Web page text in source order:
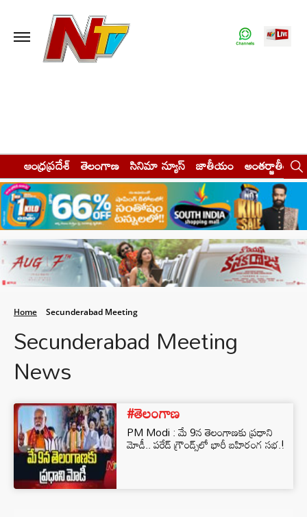
ఆంధ్రప్రదేశ్ తెలంగాణ సినిమా న్యూస్ జాతీయం అంతర్జాతీయం
Home Secunderabad Meeting
Secunderabad Meeting
News
#తెలంగాణ
PM Modi : మే 9న తెలంగాణకు ప్రధాని
మోడీ.. పరేడ్ గ్రౌండ్స్‌లో భారీ బహిరంగ సభ.!